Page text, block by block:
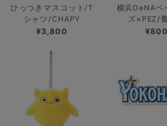
ひっつきマスコット/T
シャツ/CHAPY
¥3,800
横浜DeNAベ
ズ×PEZ/
¥800